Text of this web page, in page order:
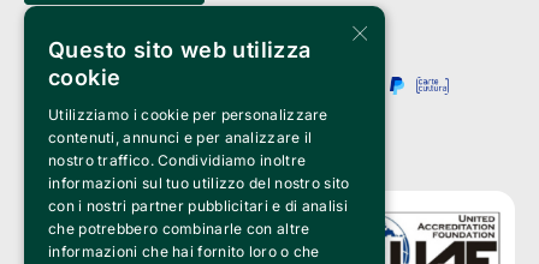
×
Questo sito web utilizza
cookie
Utilizziamo i cookie per personalizzare
contenuti, annunci e per analizzare il
nostro traffico. Condividiamo inoltre
informazioni sul tuo utilizzo del nostro sito
con i nostri partner pubblicitari e di analisi
che potrebbero combinarle con altre
informazioni che hai fornito loro o che